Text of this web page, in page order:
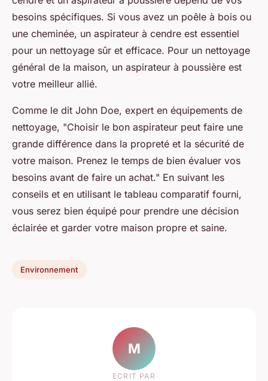
besoins spécifiques. Si vous avez un poêle à bois ou
une cheminée, un aspirateur à cendre est essentiel
pour un nettoyage sûr et efficace. Pour un nettoyage
général de la maison, un aspirateur à poussière est
votre meilleur allié.
Comme le dit John Doe, expert en équipements de
nettoyage, "Choisir le bon aspirateur peut faire une
grande différence dans la propreté et la sécurité de
votre maison. Prenez le temps de bien évaluer vos
besoins avant de faire un achat." En suivant les
conseils et en utilisant le tableau comparatif fourni,
vous serez bien équipé pour prendre une décision
éclairée et garder votre maison propre et saine.
Environnement
M
ECRIT PAR